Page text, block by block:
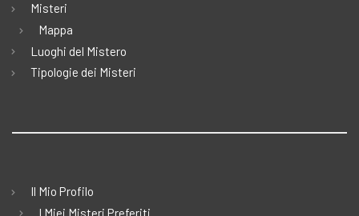
Misteri
Mappa
Luoghi del Mistero
Tipologie dei Misteri
Il Mio Profilo
I Miei Misteri Preferiti